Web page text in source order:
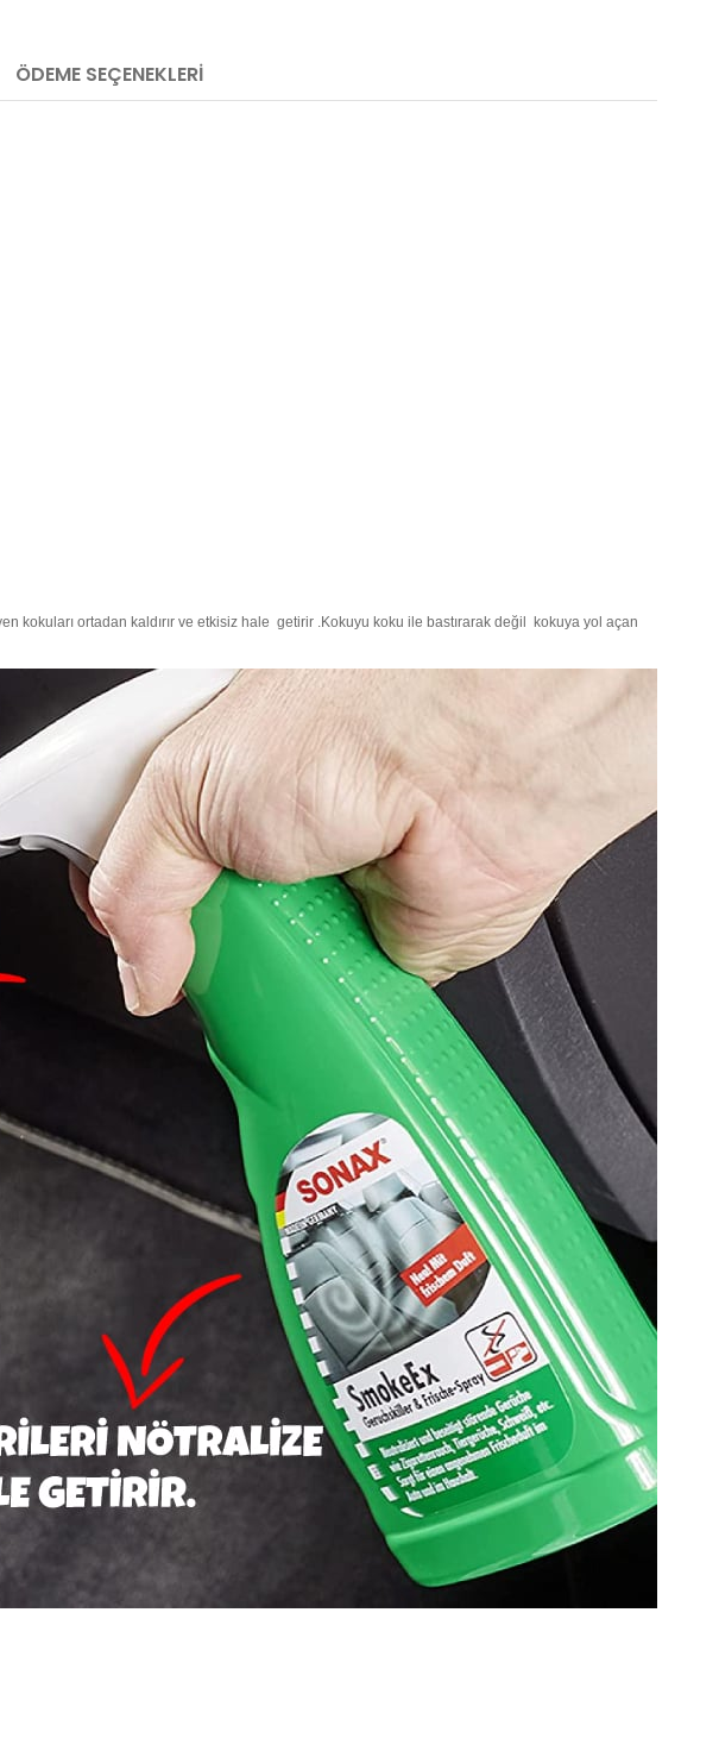
ÖDEME SEÇENEKLERI
kokuları ortadan kaldırır ve etkisiz hale getirir .Kokuyu koku ile bastırarak değil kokuya yol açan